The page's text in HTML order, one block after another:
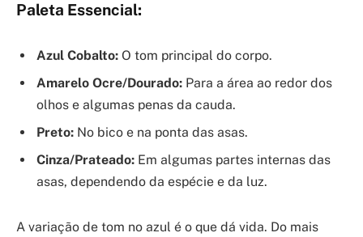
Paleta Essencial:
Azul Cobalto: O tom principal do corpo.
Amarelo Ocre/Dourado: Para a área ao redor dos
olhos e algumas penas da cauda.
Preto: No bico e na ponta das asas.
Cinza/Prateado: Em algumas partes internas das
asas, dependendo da espécie e da luz.
A variação de tom no azul é o que dá vida. Do mais